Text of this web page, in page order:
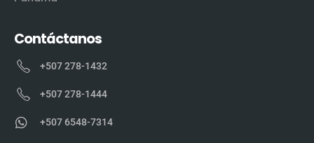
Contáctanos
+507 278-1432
+507 278-1444
+507 6548-7314